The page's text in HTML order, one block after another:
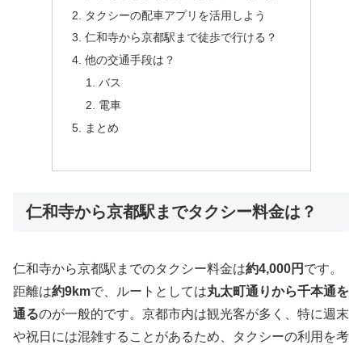
タクシーの配車アプリを活用しよう
仁和寺から京都駅まで徒歩で行ける？
他の交通手段は？
バス
電車
まとめ
仁和寺から京都駅までタクシー料金は？
仁和寺から京都駅までのタクシー料金は約4,000円 です。
距離は約9kmで、ルートとしては丸太町通りから千本通を
通るのが一般的です。京都市内は観光客が多く、特に週末
や祝日には混雑することがあるため、タクシーの利用を考